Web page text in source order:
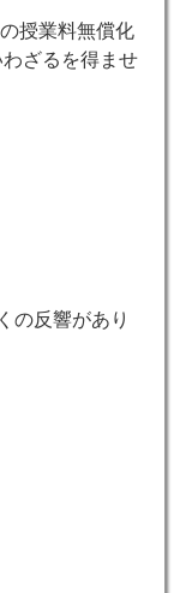
授業料無償化
ざるを得ませ
の反響があり